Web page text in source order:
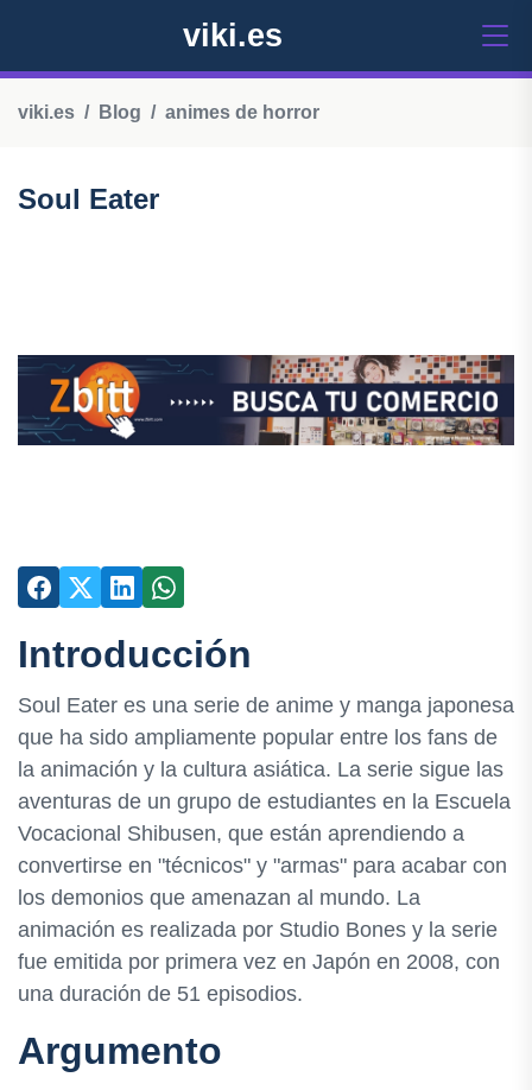
viki.es
viki.es Blog animes de horror
Soul Eater
Introducción
Soul Eater es una serie de anime y manga japonesa
que ha sido ampliamente popular entre los fans de
la animación y la cultura asiática. La serie sigue las
aventuras de un grupo de estudiantes en la Escuela
Vocacional Shibusen, que están aprendiendo a
convertirse en "técnicos" y "armas" para acabar con
los demonios que amenazan al mundo. La
animación es realizada por Studio Bones y la serie
fue emitida por primera vez en Japón en 2008, con
una duración de 51 episodios.
Argumento